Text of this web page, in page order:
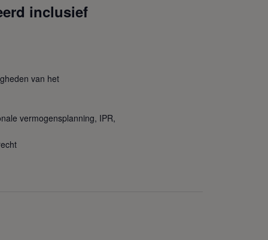
inclusief
van het
vermogensplanning, IPR,